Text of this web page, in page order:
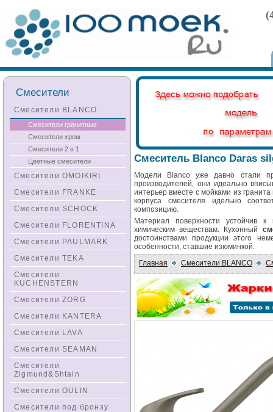
Смеситель Blanco Daras
Модели Blanco уже давно стали
производителей, они идеально
интерьер вместе с мойками из
корпуса смесителя идельно
композицию.
Материал поверхности устойчив
химическим веществам. Кухонный
достоинствами продукции этого
особенности, ставшие изюминкой.
Главная
Смесители BLANCO
Смесители
Смесители BLANCO
Смесители гранитные
Смесители хром
Смесители 2 в 1
Цветные смесители
Смесители OMOIKIRI
Смесители FRANKE
Смесители SCHOCK
Смесители FLORENTINA
Смесители PAULMARK
Смесители TEKA
Смесители
KUCHENSTERN
Смесители ZORG
Смесители KANTERA
Смесители LAVA
Смесители SEAMAN
Смесители
Zigmund&Shtain
Смесители OULIN
Смесители под бронзу